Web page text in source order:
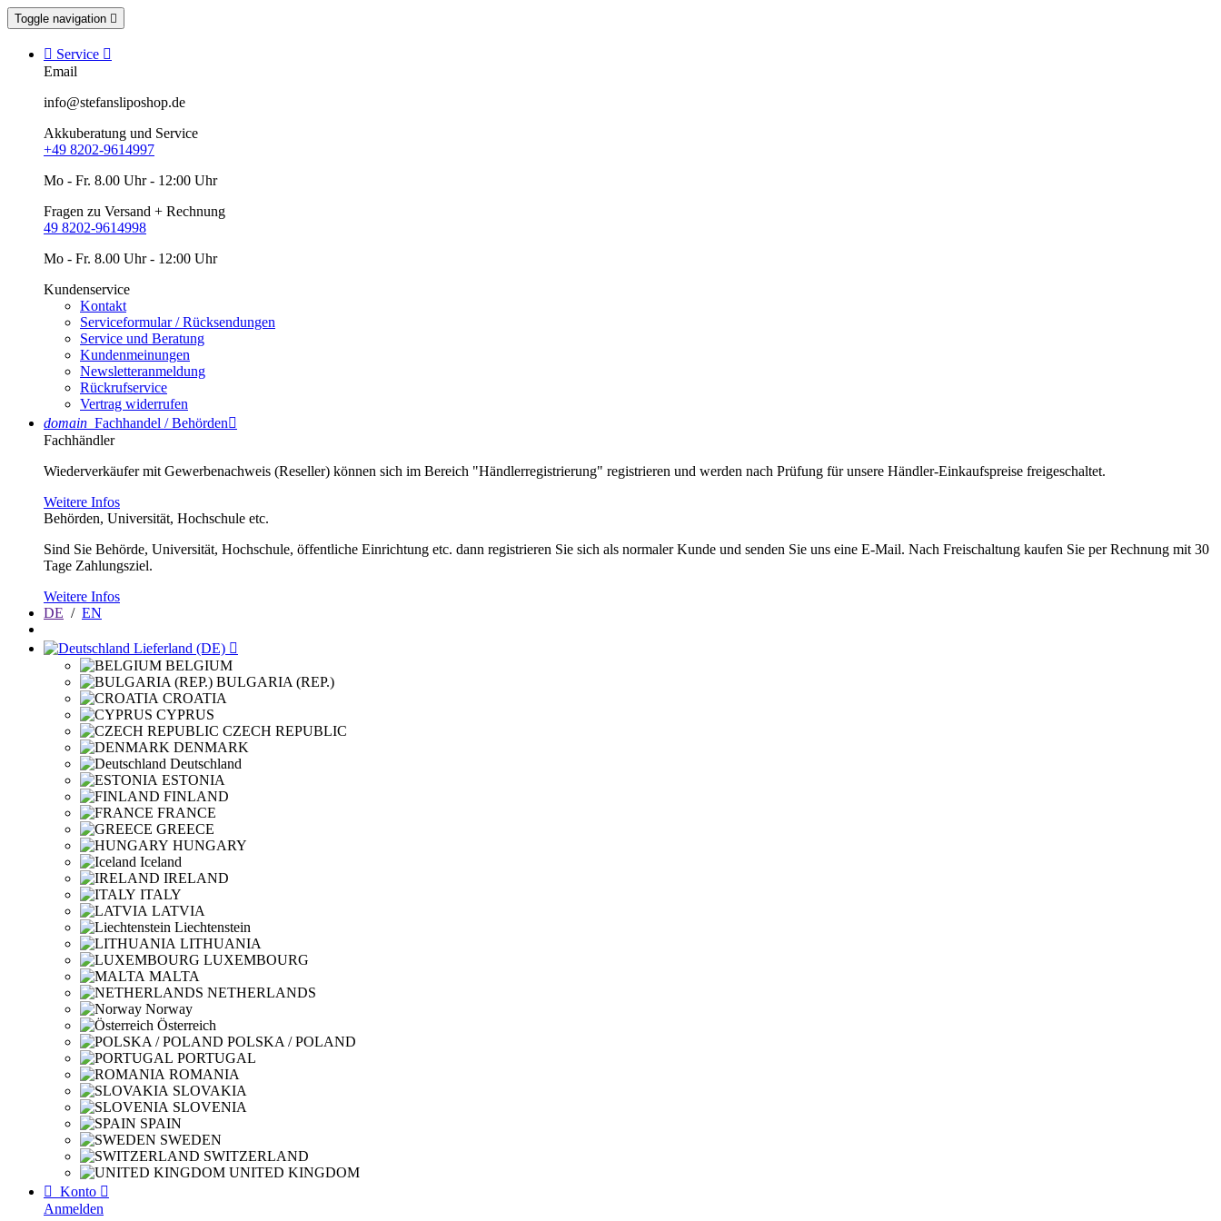
Toggle navigation 
 Service 
Email
info@stefansliposhop.de
Akkuberatung und Service
+49 8202-9614997
Mo - Fr. 8.00 Uhr - 12:00 Uhr
Fragen zu Versand + Rechnung
49 8202-9614998
Mo - Fr. 8.00 Uhr - 12:00 Uhr
Kundenservice
Kontakt
Serviceformular / Rücksendungen
Service und Beratung
Kundenmeinungen
Newsletteranmeldung
Rückrufservice
Vertrag widerrufen
domain Fachhandel / Behörden
Fachhändler
Wiederverkäufer mit Gewerbenachweis (Reseller) können sich im Bereich "Händlerregistrierung" registrieren und werden nach Prüfung für unsere Händler-Einkaufspreise freigeschaltet.
Weitere Infos
Behörden, Universität, Hochschule etc.
Sind Sie Behörde, Universität, Hochschule, öffentliche Einrichtung etc. dann registrieren Sie sich als normaler Kunde und senden Sie uns eine E-Mail. Nach Freischaltung kaufen Sie per Rechnung mit 30
Tage Zahlungsziel.
Weitere Infos
DE / EN
Lieferland (DE) 
BELGIUM
BULGARIA (REP.)
CROATIA
CYPRUS
CZECH REPUBLIC
DENMARK
Deutschland
ESTONIA
FINLAND
FRANCE
GREECE
HUNGARY
Iceland
IRELAND
ITALY
LATVIA
Liechtenstein
LITHUANIA
LUXEMBOURG
MALTA
NETHERLANDS
Norway
Österreich
POLSKA / POLAND
PORTUGAL
ROMANIA
SLOVAKIA
SLOVENIA
SPAIN
SWEDEN
SWITZERLAND
UNITED KINGDOM
 Konto 
Anmelden